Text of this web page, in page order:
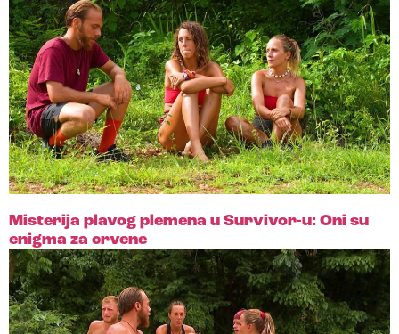
Misterija plavog plemena u Survivor-u: Oni su
enigma za crvene